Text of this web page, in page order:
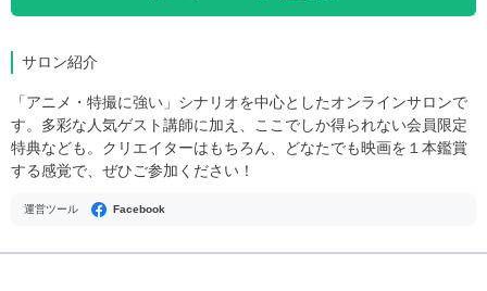
サロン紹介
「アニメ・特撮に強い」シナリオを中心としたオンラインサロンで
す。多彩な人気ゲスト講師に加え、ここでしか得られない会員限定
特典なども。クリエイターはもちろん、どなたでも映画を１本鑑賞
する感覚で、ぜひご参加ください！
運営ツール Facebook